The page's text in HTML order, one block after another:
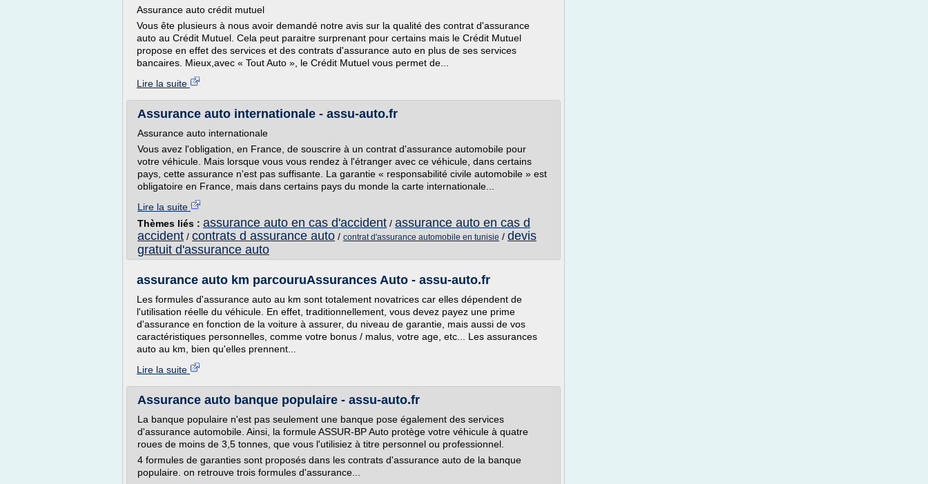
Assurance auto crédit mutuel
Vous ête plusieurs à nous avoir demandé notre avis sur la qualité des contrat d'assurance
auto au Crédit Mutuel. Cela peut paraitre surprenant pour certains mais le Crédit Mutuel
propose en effet des services et des contrats d'assurance auto en plus de ses services
bancaires. Mieux,avec « Tout Auto », le Crédit Mutuel vous permet de...
Lire la suite
Assurance auto internationale - assu-auto.fr
Assurance auto internationale
Vous avez l'obligation, en France, de souscrire à un contrat d'assurance automobile pour
votre véhicule. Mais lorsque vous vous rendez à l'étranger avec ce véhicule, dans certains
pays, cette assurance n'est pas suffisante. La garantie « responsabilité civile automobile » est
obligatoire en France, mais dans certains pays du monde la carte internationale...
Lire la suite
Thèmes liés : assurance auto en cas d'accident / assurance auto en cas d
accident / contrats d assurance auto / contrat d'assurance automobile en tunisie / devis
gratuit d'assurance auto
assurance auto km parcouruAssurances Auto - assu-auto.fr
Les formules d'assurance auto au km sont totalement novatrices car elles dépendent de
l'utilisation réelle du véhicule. En effet, traditionnellement, vous devez payez une prime
d'assurance en fonction de la voiture à assurer, du niveau de garantie, mais aussi de vos
caractéristiques personnelles, comme votre bonus / malus, votre age, etc... Les assurances
auto au km, bien qu'elles prennent...
Lire la suite
Assurance auto banque populaire - assu-auto.fr
La banque populaire n'est pas seulement une banque pose également des services
d'assurance automobile. Ainsi, la formule ASSUR-BP Auto protège votre véhicule à quatre
roues de moins de 3,5 tonnes, que vous l'utilisiez à titre personnel ou professionnel.
4 formules de garanties sont proposés dans les contrats d'assurance auto de la banque
populaire. on retrouve trois formules d'assurance...